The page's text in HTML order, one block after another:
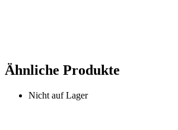
Ähnliche Produkte
Nicht auf Lager